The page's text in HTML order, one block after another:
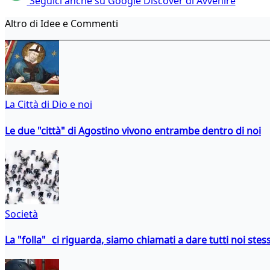
Altro di Idee e Commenti
La Città di Dio e noi
Le due "città" di Agostino vivono entrambe dentro di noi
Società
La "folla" ci riguarda, siamo chiamati a dare tutti noi